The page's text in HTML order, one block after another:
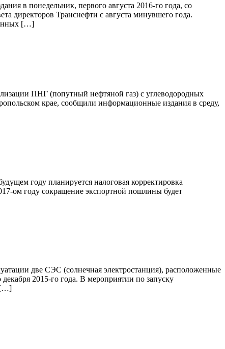
в понедельник, первого августа 2016-го года, со
директоров Транснефти с августа минувшего года.
[…]
ПНГ (попутный нефтяной газ) с углеводородных
крае, сообщили информационные издания в среду,
году планируется налоговая корректировка
ом году сокращение экспортной пошлины будет
две СЭС (солнечная электростанция), расположенные
2015-го года. В мероприятии по запуску
[…]